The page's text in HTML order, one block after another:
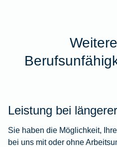
Leistung bei
Sie haben die Möglichkeit,
bei uns mit oder ohne